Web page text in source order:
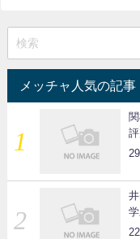
メッチャ人気の記事